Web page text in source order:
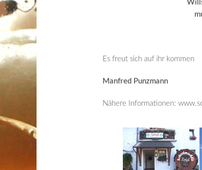
Es freut sich auf ihr kommen
Manfred Punzmann
Nähere Informationen: